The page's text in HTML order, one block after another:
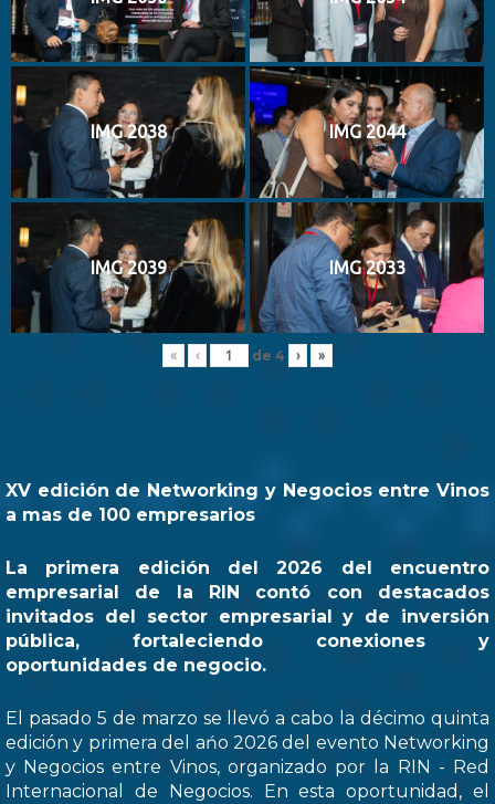
IMG 2038 IMG 2044
IMG 2039 IMG 2033
« ‹ de 4 › »
XV edición de Networking y Negocios entre Vinos
a mas de 100 empresarios
La primera edición del 2026 del encuentro
empresarial de la RIN contó con destacados
invitados del sector empresarial y de inversión
pública, fortaleciendo conexiones y
oportunidades de negocio.
El pasado 5 de marzo se llevó a cabo la décimo quinta
edición y primera del ańo 2026 del evento Networking
y Negocios entre Vinos, organizado por la RIN - Red
Internacional de Negocios. En esta oportunidad, el